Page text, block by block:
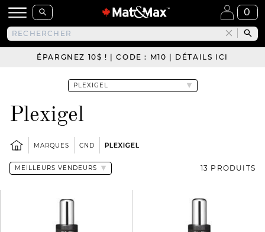
0
ÉPARGNEZ 10$ ! | CODE : M10 | DÉTAILS ICI
Plexigel
MARQUES CND PLEXIGEL
13 PRODUITS